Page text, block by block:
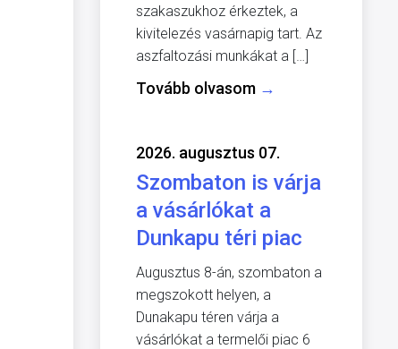
szakaszukhoz érkeztek, a
kivitelezés vasárnapig tart. Az
aszfaltozási munkákat a […]
Tovább olvasom →
2026. augusztus 07.
Szombaton is várja
a vásárlókat a
Dunkapu téri piac
Augusztus 8-án, szombaton a
megszokott helyen, a
Dunakapu téren várja a
vásárlókat a termelői piac 6